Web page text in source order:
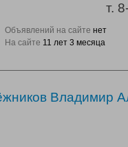
т.
Объявлений на сайте нет
На сайте 11 лет 3 месяца